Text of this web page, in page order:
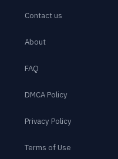
Contact us
About
FAQ
DMCA Policy
Privacy Policy
Terms of Use